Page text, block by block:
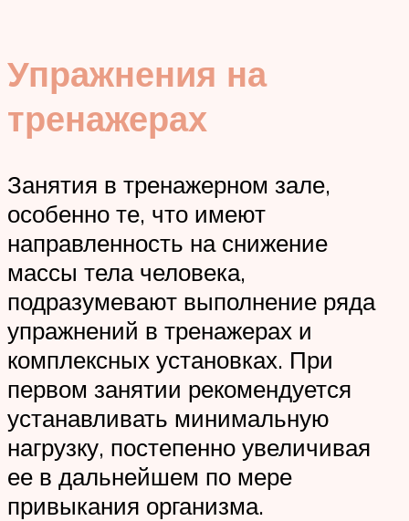
Упражнения на
тренажерах
Занятия в тренажерном зале,
особенно те, что имеют
направленность на снижение
массы тела человека,
подразумевают выполнение ряда
упражнений в тренажерах и
комплексных установках. При
первом занятии рекомендуется
устанавливать минимальную
нагрузку, постепенно увеличивая
ее в дальнейшем по мере
привыкания организма.